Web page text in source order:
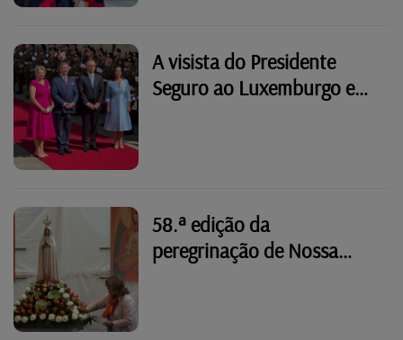
A visista do Presidente
Seguro ao Luxemburgo em
58.ª edição da
peregrinação de Nossa